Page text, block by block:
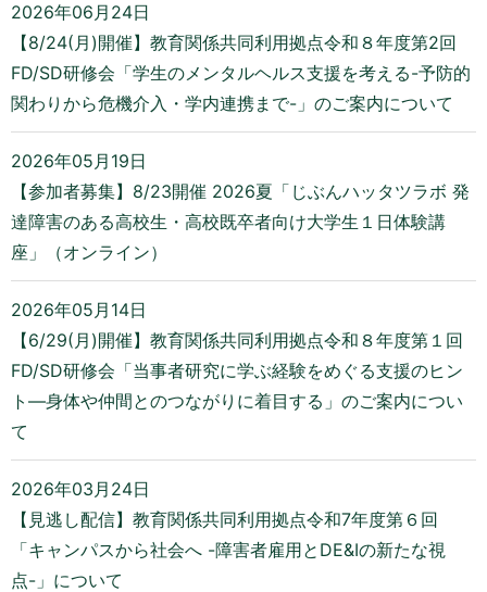
2026年06月24日
【8/24(月)開催】教育関係共同利用拠点令和８年度第2回
FD/SD研修会「学生のメンタルヘルス支援を考える-予防的
関わりから危機介入・学内連携まで-」のご案内について
2026年05月19日
【参加者募集】8/23開催 2026夏「じぶんハッタツラボ 発
達障害のある高校生・高校既卒者向け大学生１日体験講
座」（オンライン）
2026年05月14日
【6/29(月)開催】教育関係共同利用拠点令和８年度第１回
FD/SD研修会「当事者研究に学ぶ経験をめぐる支援のヒン
ト―身体や仲間とのつながりに着目する」のご案内につい
て
2026年03月24日
【見逃し配信】教育関係共同利用拠点令和7年度第６回
「キャンパスから社会へ -障害者雇用とDE&Iの新たな視
点-」について